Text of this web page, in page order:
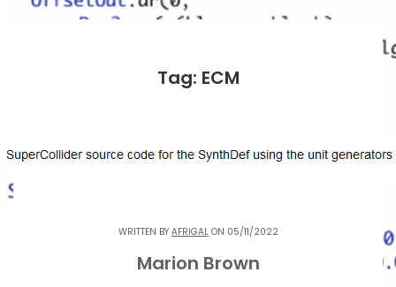
Tag: ECM
WRITTEN BY AFRIGALON 05/11/2022
Marion Brown